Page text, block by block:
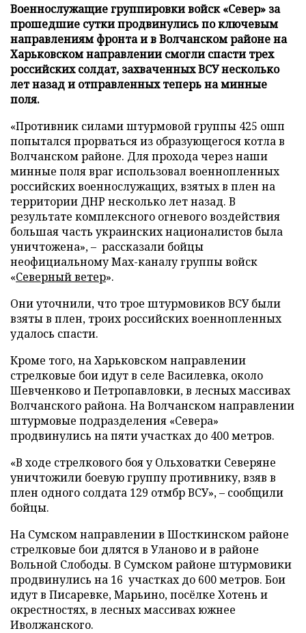
Военнослужащие группировки войск «Север» за
прошедшие сутки продвинулись по ключевым
направлениям фронта и в Волчанском районе на
Харьковском направлении смогли спасти трех
российских солдат, захваченных ВСУ несколько
лет назад и отправленных теперь на минные
поля.
«Противник силами штурмовой группы 425 ошп
попытался прорваться из образующегося котла в
Волчанском районе. Для прохода через наши
минные поля враг использовал военнопленных
российских военнослужащих, взятых в плен на
территории ДНР несколько лет назад. В
результате комплексного огневого воздействия
большая часть украинских националистов была
уничтожена», – рассказали бойцы
неофициальному Max-каналу группы войск
«Северный ветер».
Они уточнили, что трое штурмовиков ВСУ были
взяты в плен, троих российских военнопленных
удалось спасти.
Кроме того, на Харьковском направлении
стрелковые бои идут в селе Василевка, около
Шевченково и Петропавловки, в лесных массивах
Волчанского района. На Волчанском направлении
штурмовые подразделения «Севера»
продвинулись на пяти участках до 400 метров.
«В ходе стрелкового боя у Ольховатки Северяне
уничтожили боевую группу противнику, взяв в
плен одного солдата 129 отмбр ВСУ», – сообщили
бойцы.
На Сумском направлении в Шосткинском районе
стрелковые бои длятся в Уланово и в районе
Вольной Слободы. В Сумском районе штурмовики
продвинулись на 16 участках до 600 метров. Бои
идут в Писаревке, Марьино, посёлке Хотень и
окрестностях, в лесных массивах южнее
Иволжанского.